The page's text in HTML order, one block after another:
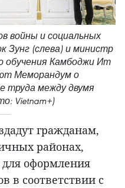
войны и социальных
Зунг (слева) и министр
обучения Камбоджи Ит
Меморандум о
труда между двумя
Vietnam+)
гражданам,
районах,
оформления
в соответствии с